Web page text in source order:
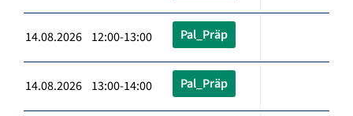
14.08.2026 12:00-13:00 Pal_Präp
14.08.2026 13:00-14:00 Pal_Präp